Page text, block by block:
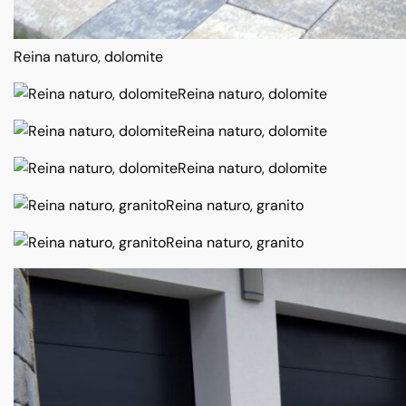
Reina naturo, dolomite
Reina naturo, dolomite
Reina naturo, dolomite
Reina naturo, dolomite
Reina naturo, granito
Reina naturo, granito